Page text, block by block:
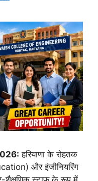
हरियाणा के रोहतक
और इंजीनियरिंग